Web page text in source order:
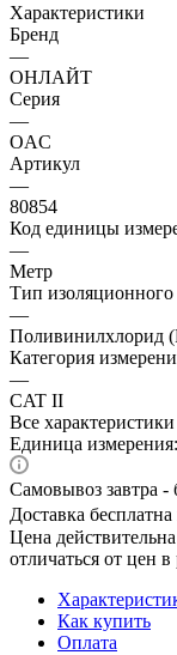
Характеристики
Бренд
—
ОНЛАЙТ
Серия
—
OAC
Артикул
—
80854
Код единицы
—
Метр
Тип изоляционного
—
Поливинилхлорид
Категория
—
CAT II
Все характеристики
Единица измерения:
Самовывоз завтра -
Доставка
Цена
отличаться от цен
Как купить
Оплата